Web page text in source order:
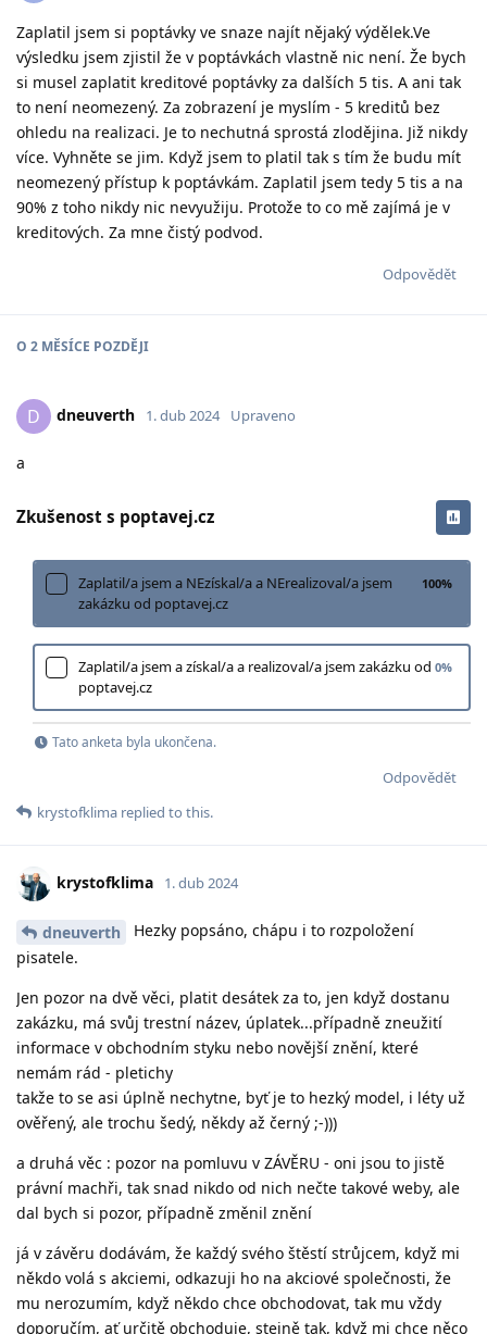
Zaplatil jsem si poptávky ve snaze najít nějaký výdělek.Ve
výsledku jsem zjistil že v poptávkách vlastně nic není. Že bych
si musel zaplatit kreditové poptávky za dalších 5 tis. A ani tak
to není neomezený. Za zobrazení je myslím - 5 kreditů bez
ohledu na realizaci. Je to nechutná sprostá zlodějina. Již nikdy
více. Vyhněte se jim. Když jsem to platil tak s tím že budu mít
neomezený přístup k poptávkám. Zaplatil jsem tedy 5 tis a na
90% z toho nikdy nic nevyužiju. Protože to co mě zajímá je v
kreditových. Za mne čistý podvod.
Odpovědět
O 2 MĚSÍCE POZDĚJI
D dneuverth 1. dub 2024 Upraveno
a
Zkušenost s poptavej.cz
Zaplatil/a jsem a NEzískal/a a NErealizoval/a jsem
zakázku od poptavej.cz
100%
Zaplatil/a jsem a získal/a a realizoval/a jsem zakázku od
poptavej.cz
0%
Tato anketa byla ukončena.
Odpovědět
krystofklima replied to this.
krystofklima 1. dub 2024
dneuverth
Hezky popsáno, chápu i to rozpoložení
pisatele.
Jen pozor na dvě věci, platit desátek za to, jen když dostanu
zakázku, má svůj trestní název, úplatek...případně zneužití
informace v obchodním styku nebo novější znění, které
nemám rád - pletichy
takže to se asi úplně nechytne, byť je to hezký model, i léty už
ověřený, ale trochu šedý, někdy až černý ;-)))
a druhá věc : pozor na pomluvu v ZÁVĚRU - oni jsou to jistě
právní machři, tak snad nikdo od nich nečte takové weby, ale
dal bych si pozor, případně změnil znění
já v závěru dodávám, že každý svého štěstí strůjcem, když mi
někdo volá s akciemi, odkazuji ho na akciové společnosti, že
mu nerozumím, když někdo chce obchodovat, tak mu vždy
doporučím, ať určitě obchoduje, stejně tak, když mi chce něco